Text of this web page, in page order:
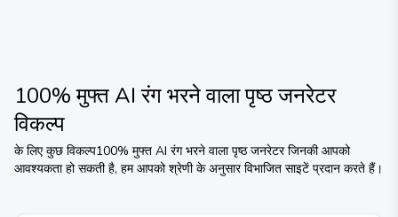
100% मुफ्त AI रंग भरने वाला पृष्ठ जनरेटर
विकल्प
के लिए कुछ विकल्प100% मुफ्त AI रंग भरने वाला पृष्ठ जनरेटरजिनकी आपको
आवश्यकता हो सकती है, हम आपको श्रेणी के अनुसार विभाजित साइटें प्रदान करते हैं।